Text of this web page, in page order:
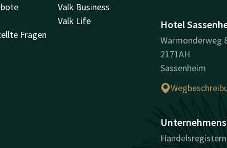
Fragen
Valk Business
Valk Life
Hotel
Warmonderweg
2171AH
Sassenheim